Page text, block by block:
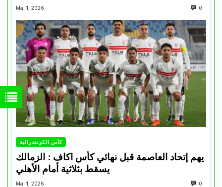
Mai 1, 2026 0
كأس الكونفدرالية
يهم إتحاد العاصمة قبل نهائي كأس اكاف : الزمالك
Mai 1, 2026 0